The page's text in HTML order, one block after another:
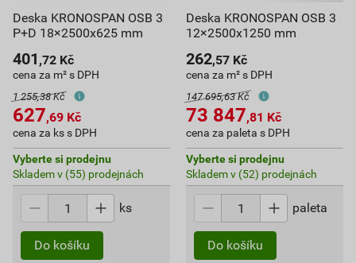
Deska KRONOSPAN OSB 3
P+D 18×2500x625 mm
401 ,72 Kč
cena za m² s DPH
1 255,38 Kč
627,69 Kč
cena za ks s DPH
Vyberte si prodejnu
Skladem v (55) prodejnách
ks
Do košíku
Deska KRONOSPAN OSB 3
12×2500x1250 mm
262,57 Kč
cena za m² s DPH
147 695,63 Kč
73 847,81 Kč
cena za paleta s DPH
Vyberte si prodejnu
Skladem v (52) prodejnách
paleta
Do košíku